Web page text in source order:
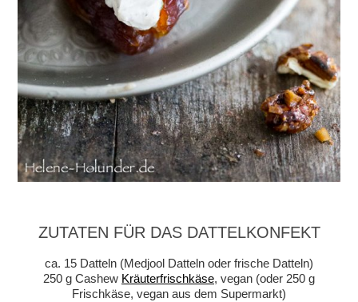
ZUTATEN FÜR DAS DATTELKONFEKT
ca. 15 Datteln (Medjool Datteln oder frische Datteln)
250 g Cashew Kräuterfrischkäse, vegan (oder 250 g
Frischkäse, vegan aus dem Supermarkt)